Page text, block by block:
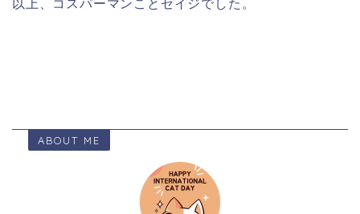
以上、コスパーマンことセイジでした。
ABOUT ME